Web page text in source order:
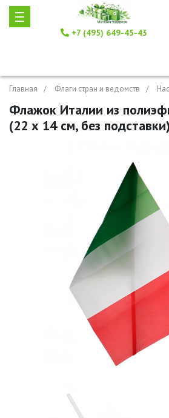
+7 (495) 649-45-43
Главная Флаги стран и ведомств
Флажок Италии из
(22 х 14 см, без подставки)